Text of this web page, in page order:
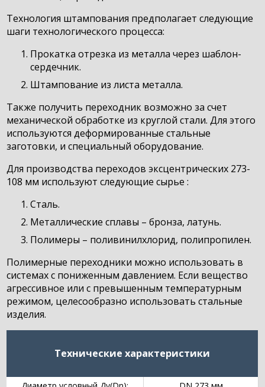
Технология штампования предполагает следующие
шаги технологического процесса:
Прокатка отрезка из металла через шаблон-
сердечник.
Штампование из листа металла.
Также получить переходник возможно за счет
механической обработке из круглой стали. Для этого
используются деформированные стальные
заготовки, и специальный оборудование.
Для производства переходов эксцентрических 273-
108 мм используют следующие сырье :
Сталь.
Металлические сплавы – бронза, латунь.
Полимеры – поливинилхлорид, полипропилен.
Полимерные переходники можно использовать в
системах с пониженным давлением. Если вещество
агрессивное или с превышенным температурным
режимом, целесообразно использовать стальные
изделия.
Технические характеристики